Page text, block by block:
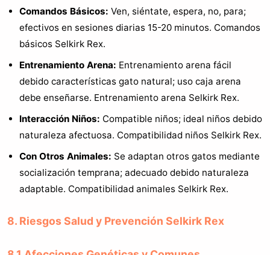
Comandos Básicos: Ven, siéntate, espera, no, para;
efectivos en sesiones diarias 15-20 minutos. Comandos
básicos Selkirk Rex.
Entrenamiento Arena: Entrenamiento arena fácil
debido características gato natural; uso caja arena
debe enseñarse. Entrenamiento arena Selkirk Rex.
Interacción Niños: Compatible niños; ideal niños debido
naturaleza afectuosa. Compatibilidad niños Selkirk Rex.
Con Otros Animales: Se adaptan otros gatos mediante
socialización temprana; adecuado debido naturaleza
adaptable. Compatibilidad animales Selkirk Rex.
8. Riesgos Salud y Prevención Selkirk Rex